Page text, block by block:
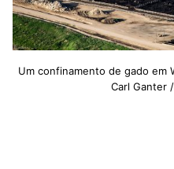
Um confinamento de gado em
Carl Ganter